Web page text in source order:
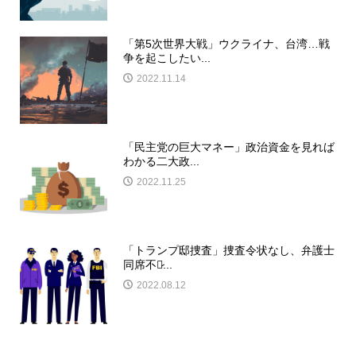
「第5次世界大戦」ウクライナ、台湾…戦
争を起こしたい...
2022.11.14
「民主党の巨大マネー」政治資金を見れば
わかる二大政...
2022.11.25
「トランプ邸捜査」捜査令状なし、弁護士
同席不可̷...
2022.08.12